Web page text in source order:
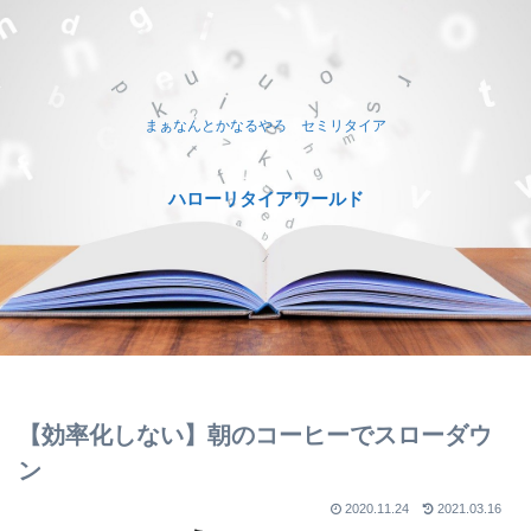
まぁなんとかなるやろ セミリタイア
ハローリタイアワールド
【効率化しない】朝のコーヒーでスローダウ
ン
2020.11.24 2021.03.16